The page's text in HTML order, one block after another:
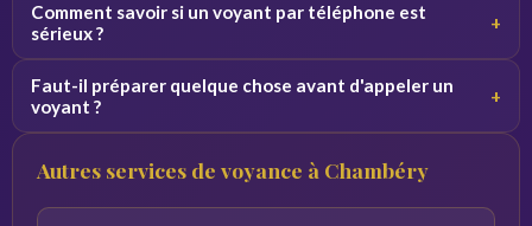
pouvez appeler de jour comme de nuit depuis Chambéry et
Comment savoir si un voyant par téléphone est
sérieux ?
+
du voyant sur la plateforme. Profitez des minutes
Faut-il préparer quelque chose avant d'appeler un
voyant ?
+
calme. Plus vos questions sont précises, plus les réponses
Autres services de voyance à Chambéry